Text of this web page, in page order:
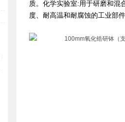
质。化学实验室:用于研磨和混
度、耐高温和耐腐蚀的工业部